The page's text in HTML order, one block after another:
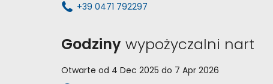
+39 0471 792297
Godziny wypożyczalni nart
Otwarte od 4 Dec 2025 do 7 Apr 2026